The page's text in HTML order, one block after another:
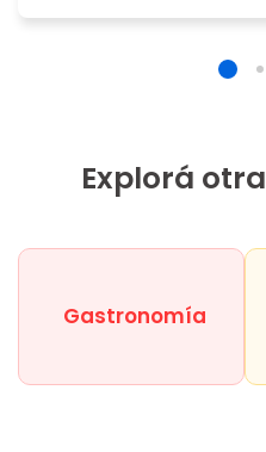
Explorá
Gastronomía